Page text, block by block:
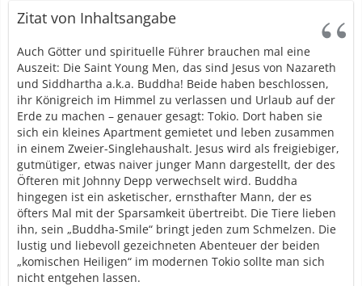
Zitat von Inhaltsangabe
Auch Götter und spirituelle Führer brauchen mal eine
Auszeit: Die Saint Young Men, das sind Jesus von Nazareth
und Siddhartha a.k.a. Buddha! Beide haben beschlossen,
ihr Königreich im Himmel zu verlassen und Urlaub auf der
Erde zu machen – genauer gesagt: Tokio. Dort haben sie
sich ein kleines Apartment gemietet und leben zusammen
in einem Zweier-Singlehaushalt. Jesus wird als freigiebiger,
gutmütiger, etwas naiver junger Mann dargestellt, der des
Öfteren mit Johnny Depp verwechselt wird. Buddha
hingegen ist ein asketischer, ernsthafter Mann, der es
öfters Mal mit der Sparsamkeit übertreibt. Die Tiere lieben
ihn, sein „Buddha-Smile“ bringt jeden zum Schmelzen. Die
lustig und liebevoll gezeichneten Abenteuer der beiden
„komischen Heiligen“ im modernen Tokio sollte man sich
nicht entgehen lassen.